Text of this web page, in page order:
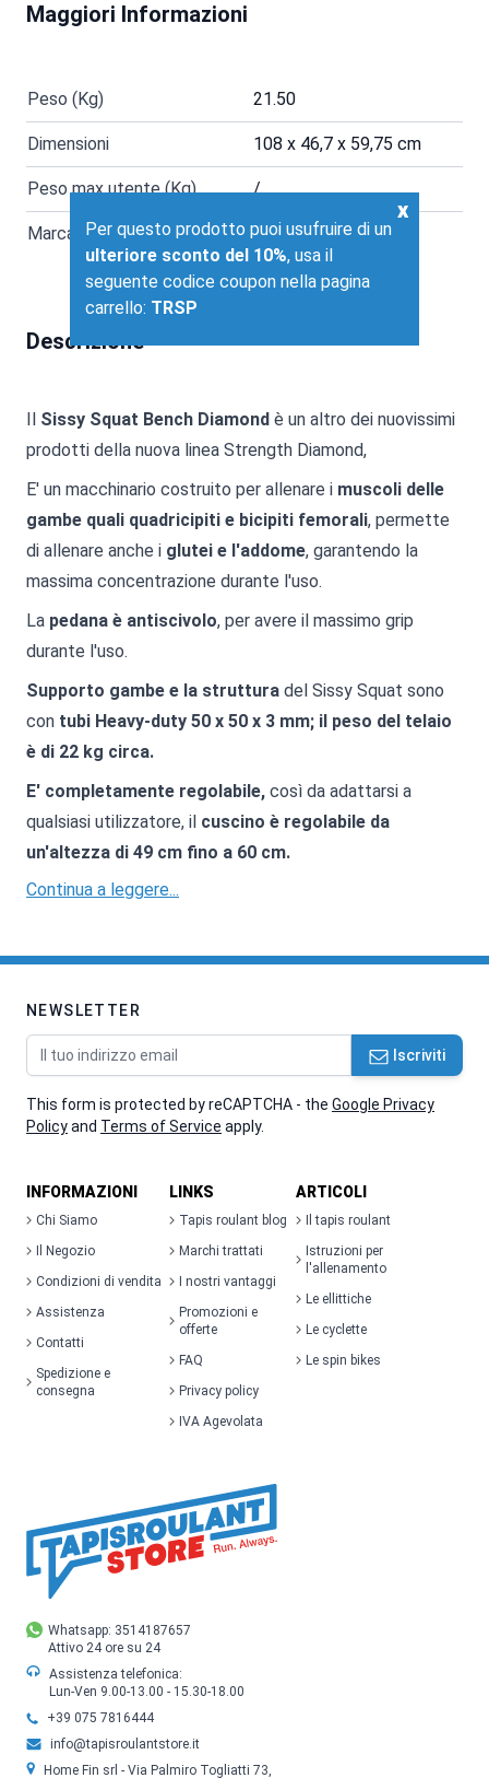
Maggiori Informazioni
Peso (Kg) 21.50
Dimensioni 108 x 46,7 x 59,75 cm
Peso max utente (Kg) /
Marca Diamond
Descrizione
Sissy Squat Bench Diamond è un altro dei nuovissimi
prodotti della nuova linea Strength Diamond,
E' un macchinario costruito per allenare i muscoli delle
gambe quali quadricipiti e bicipiti femorali, permette
di allenare anche i glutei e l'addome, garantendo la
massima concentrazione durante l'uso.
La pedana è antiscivolo, per avere il massimo grip
durante l'uso.
Supporto gambe e la struttura del Sissy Squat sono
con tubi Heavy-duty 50 x 50 x 3 mm; il peso del telaio
è di 22 kg circa.
E' completamente regolabile, così da adattarsi a
qualsiasi utilizzatore, il cuscino è regolabile da
un'altezza di 49 cm fino a 60 cm.
Continua a leggere...
Per questo prodotto puoi usufruire di un
ulteriore sconto del 10%, usa il
seguente codice coupon nella pagina
carrello: TRSP
x
Whatsapp: 3514187657
Attivo 24 ore su 24
Assistenza telefonica:
Lun-Ven 9.00-13.00 - 15.30-18.00
+39 075 7816444
info@tapisroulantstore.it
Home Fin srl - Via Palmiro Togliatti 73,
NEWSLETTER
Indirizzo email Iscriviti
This form is protected by reCAPTCHA - the Google Privacy
Policyand Terms of Service apply.
INFORMAZIONI
Chi Siamo
Il Negozio
Condizioni di vendita
Assistenza
Contatti
Spedizione e
consegna
LINKS
Tapis roulant blog
Marchi trattati
I nostri vantaggi
Promozioni e
offerte
FAQ
Privacy policy
IVA Agevolata
ARTICOLI
Il tapis roulant
Istruzioni per
l'allenamento
Le ellittiche
Le cyclette
Le spin bikes